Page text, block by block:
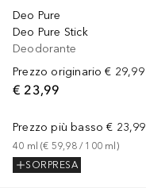
Deo Pure
Deo Pure Stick
Deodorante
Prezzo originario € 29,99
€ 23,99
Prezzo più basso € 23,99
40 ml (€ 59,98 / 100 ml)
SORPRESA